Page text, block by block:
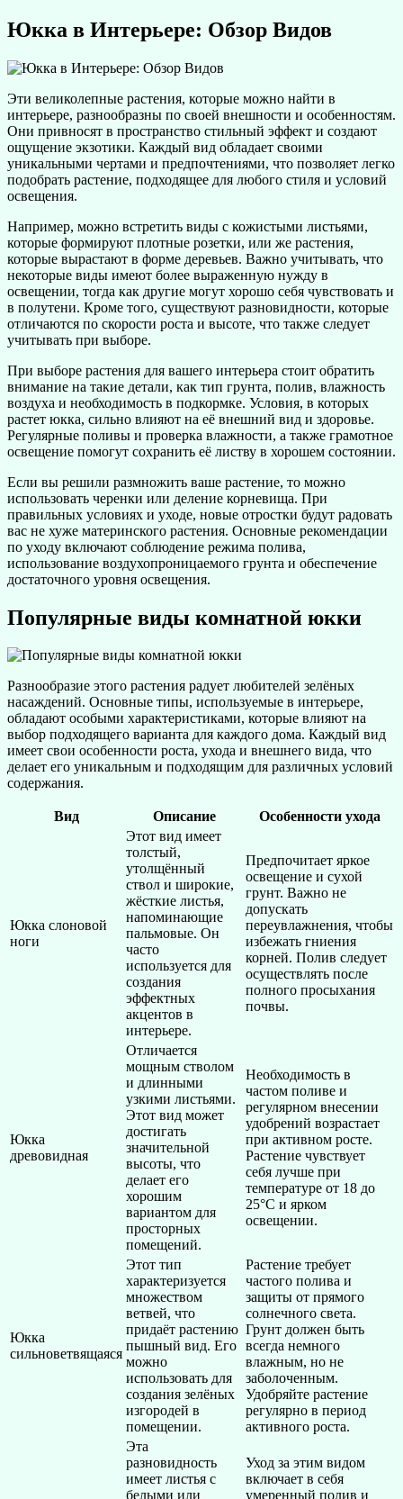
Юкка в Интерьере: Обзор Видов
Эти великолепные растения, которые можно найти в
интерьере, разнообразны по своей внешности и особенностям.
Они привносят в пространство стильный эффект и создают
ощущение экзотики. Каждый вид обладает своими
уникальными чертами и предпочтениями, что позволяет легко
подобрать растение, подходящее для любого стиля и условий
освещения.
Например, можно встретить виды с кожистыми листьями,
которые формируют плотные розетки, или же растения,
которые вырастают в форме деревьев. Важно учитывать, что
некоторые виды имеют более выраженную нужду в
освещении, тогда как другие могут хорошо себя чувствовать и
в полутени. Кроме того, существуют разновидности, которые
отличаются по скорости роста и высоте, что также следует
учитывать при выборе.
При выборе растения для вашего интерьера стоит обратить
внимание на такие детали, как тип грунта, полив, влажность
воздуха и необходимость в подкормке. Условия, в которых
растет юкка, сильно влияют на её внешний вид и здоровье.
Регулярные поливы и проверка влажности, а также грамотное
освещение помогут сохранить её листву в хорошем состоянии.
Если вы решили размножить ваше растение, то можно
использовать черенки или деление корневища. При
правильных условиях и уходе, новые отростки будут радовать
вас не хуже материнского растения. Основные рекомендации
по уходу включают соблюдение режима полива,
использование воздухопроницаемого грунта и обеспечение
достаточного уровня освещения.
Популярные виды комнатной юкки
Разнообразие этого растения радует любителей зелёных
насаждений. Основные типы, используемые в интерьере,
обладают особыми характеристиками, которые влияют на
выбор подходящего варианта для каждого дома. Каждый вид
имеет свои особенности роста, ухода и внешнего вида, что
делает его уникальным и подходящим для различных условий
содержания.
Вид Описание Особенности ухода
Юкка слоновой
ноги
Этот вид имеет
толстый,
утолщённый
ствол и широкие,
жёсткие листья,
напоминающие
пальмовые. Он
часто
используется для
создания
эффектных
акцентов в
интерьере.
Предпочитает яркое
освещение и сухой
грунт. Важно не
допускать
переувлажнения, чтобы
избежать гниения
корней. Полив следует
осуществлять после
полного просыхания
почвы.
Юкка
древовидная
Отличается
мощным стволом
и длинными
узкими листьями.
Этот вид может
достигать
значительной
высоты, что
делает его
хорошим
вариантом для
просторных
помещений.
Необходимость в
частом поливе и
регулярном внесении
удобрений возрастает
при активном росте.
Растение чувствует
себя лучше при
температуре от 18 до
25°C и ярком
освещении.
Юкка
сильноветвящаяся
Этот тип
характеризуется
множеством
ветвей, что
придаёт растению
пышный вид. Его
можно
использовать для
создания зелёных
изгородей в
помещении.
Растение требует
частого полива и
защиты от прямого
солнечного света.
Грунт должен быть
всегда немного
влажным, но не
заболоченным.
Удобряйте растение
регулярно в период
активного роста.
Эта
разновидность
имеет листья с
белыми или
Уход за этим видом
включает в себя
умеренный полив и